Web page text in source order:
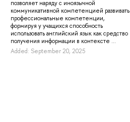
позволяет наряду с иноязычной
коммуникативной компетенцией развивать
профессиональные компетенции,
формируя у учащихся способность
использовать английский язык как средство
получения информации в контексте ...
Added: September 20, 2025